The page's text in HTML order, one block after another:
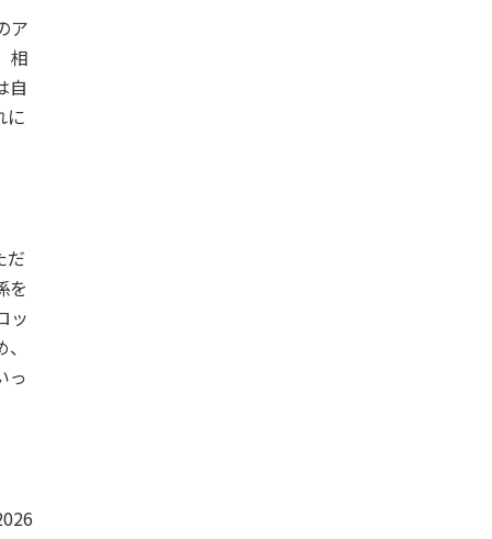
ア
相
自
に
だ
を
ッ
っ